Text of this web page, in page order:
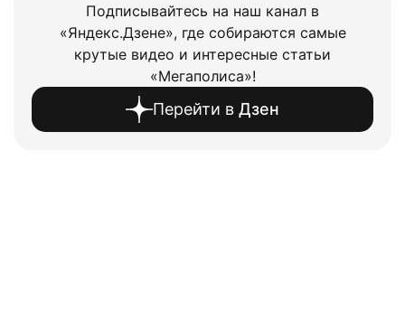
Подписывайтесь на наш канал в
«Яндекс.Дзене», где собираются самые
крутые видео и интересные статьи
«Мегаполиса»!
Перейти в Дзен